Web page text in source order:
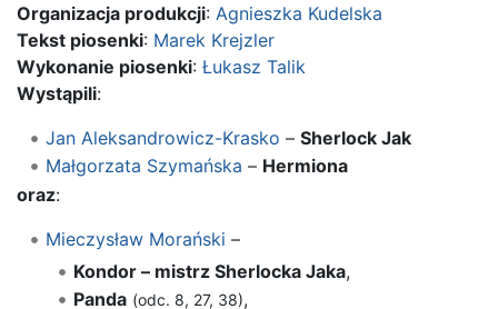
Organizacja produkcji: Agnieszka Kudelska
Tekst piosenki: Marek Krejzler
Wykonanie piosenki: Łukasz Talik
Wystąpili:
Jan Aleksandrowicz-Krasko – Sherlock Jak
Małgorzata Szymańska – Hermiona
oraz:
Mieczysław Morański –
Kondor – mistrz Sherlocka Jaka,
Panda (odc. 8, 27, 38),